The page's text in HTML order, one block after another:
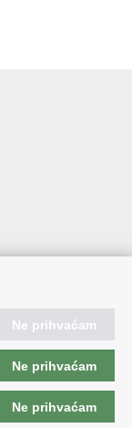
Ne prihvaćam
Ne prihvaćam
Ne prihvaćam